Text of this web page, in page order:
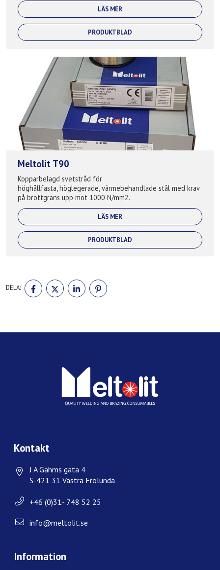
LÄS MER
PRODUKTBLAD
Meltolit T90
Kopparbelagd svetstråd för
höghållfasta, höglegerade, värmebehandlade stål med krav
på brottgräns upp mot 1000 N/mm2.
LÄS MER
PRODUKTBLAD
DELA:
DELA
PÅ
FACEBOOK
DELA
PÅ
TWITTER
DELA
PÅ
LINKEDIN
PÅ
Kontakt
J A Gahms gata 4
S-421 31 Västra Frölunda
+46 (0)31- 748 52 25
info@meltolit.se
Information